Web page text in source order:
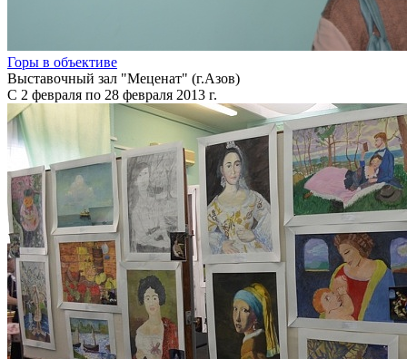
Горы в объективе
Выставочный зал "Меценат" (г.Азов)
С 2 февраля по 28 февраля 2013 г.